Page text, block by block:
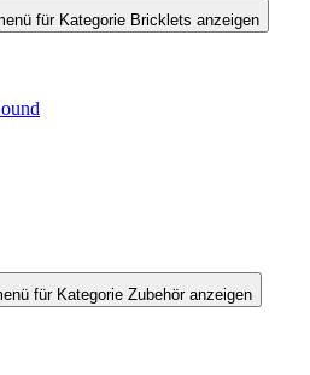
für Kategorie Bricklets anzeigen
für Kategorie Zubehör anzeigen